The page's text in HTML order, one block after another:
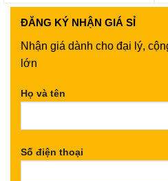
ĐĂNG KÝ NHẬN GIÁ SỈ
Nhận giá dành cho đại lý,
lớn
Họ và tên
Số điện thoại